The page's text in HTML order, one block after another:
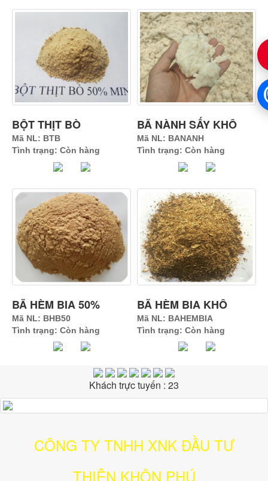
BỘT THỊT BÒ
Mã NL: BTB
Tình trạng: Còn hàng
BÃ NÀNH SẤY KHÔ
Mã NL: BANANH
Tình trạng: Còn hàng
BÃ HÈM BIA 50%
Mã NL: BHB50
Tình trạng: Còn hàng
BÃ HÈM BIA KHÔ
Mã NL: BAHEMBIA
Tình trạng: Còn hàng
Khách trực tuyến : 23
CÔNG TY TNHH XNK ĐẦU TƯ
THIÊN KHÔN PHÚ